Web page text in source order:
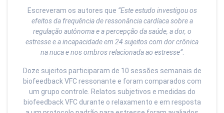
Escreveram os autores que “Este estudo investigou os
efeitos da frequência de ressonância cardíaca sobre a
regulação autônoma e a percepção da saúde, a dor, o
estresse e a incapacidade em 24 sujeitos com dor crônica
na nuca e nos ombros relacionada ao estresse”.
Doze sujeitos participaram de 10 sessões semanais de
biofeedback VFC ressonante e foram comparados com
um grupo controle. Relatos subjetivos e medidas do
biofeedback VFC durante o relaxamento e em resposta